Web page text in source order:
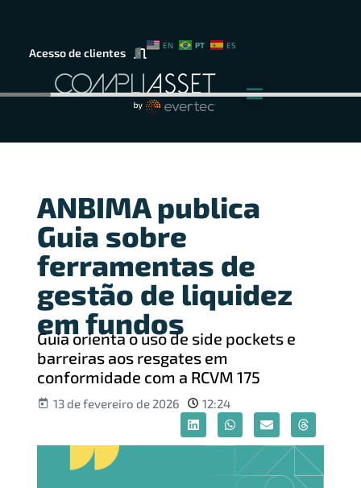
Acesso de clientes
EN PT ES
ANBIMA publica
Guia sobre
ferramentas de
gestão de liquidez
em fundos
Guia orienta o uso de side pockets e
barreiras aos resgates em
conformidade com a RCVM 175
13 de fevereiro de 2026 12:24